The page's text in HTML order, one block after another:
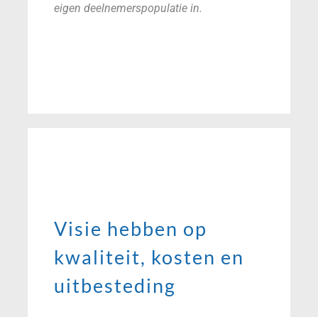
eigen deelnemerspopulatie in.
Visie hebben op
kwaliteit, kosten en
uitbesteding